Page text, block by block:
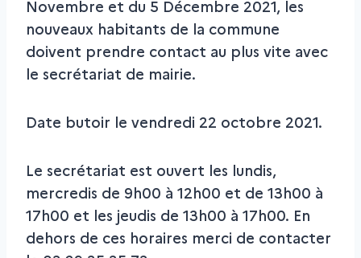
Novembre et du 5 Décembre 2021, les
nouveaux habitants de la commune
doivent prendre contact au plus vite avec
le secrétariat de mairie.
Date butoir le vendredi 22 octobre 2021.
Le secrétariat est ouvert les lundis,
mercredis de 9h00 à 12h00 et de 13h00 à
17h00 et les jeudis de 13h00 à 17h00. En
dehors de ces horaires merci de contacter